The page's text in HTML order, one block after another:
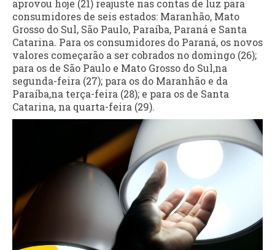
aprovou hoje (21) reajuste nas contas de luz para
consumidores de seis estados: Maranhão, Mato
Grosso do Sul, São Paulo, Paraíba, Paraná e Santa
Catarina. Para os consumidores do Paraná, os novos
valores começarão a ser cobrados no domingo (26);
para os de São Paulo e Mato Grosso do Sul,na
segunda-feira (27); para os do Maranhão e da
Paraíba,na terça-feira (28); e para os de Santa
Catarina, na quarta-feira (29).